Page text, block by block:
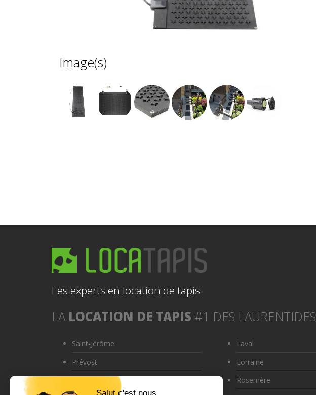
Image(s)
Les experts en location de tapis
LA LOCATION DE TAPIS #1 DES LAURENTIDES
Saint-Jérôme
Prévost
Saint-Colomban
Laval
Lorraine
Rosemère